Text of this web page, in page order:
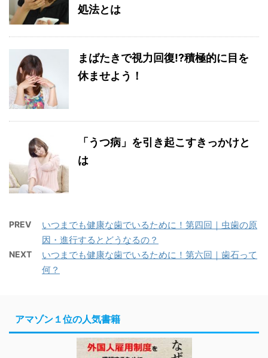
処法とは
まばたきで視力回復!?積極的に目を
休ませよう！
「うつ病」を引き起こすきっかけと
は
PREV
いつまでも健康な歯でいるために！第四回｜虫歯の原
因・進行するとどうなるの？
NEXT
いつまでも健康な歯でいるために！第六回｜歯石って
何？
アマゾン１位の人気書籍